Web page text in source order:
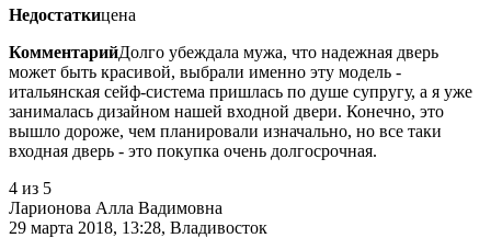
Недостаткицена
КомментарийДолго убеждала мужа, что надежная дверь
может быть красивой, выбрали именно эту модель -
итальянская сейф-система пришлась по душе супругу, а я уже
занималась дизайном нашей входной двери. Конечно, это
вышло дороже, чем планировали изначально, но все таки
входная дверь - это покупка очень долгосрочная.
4 из 5
Ларионова Алла Вадимовна
29 марта 2018, 13:28, Владивосток